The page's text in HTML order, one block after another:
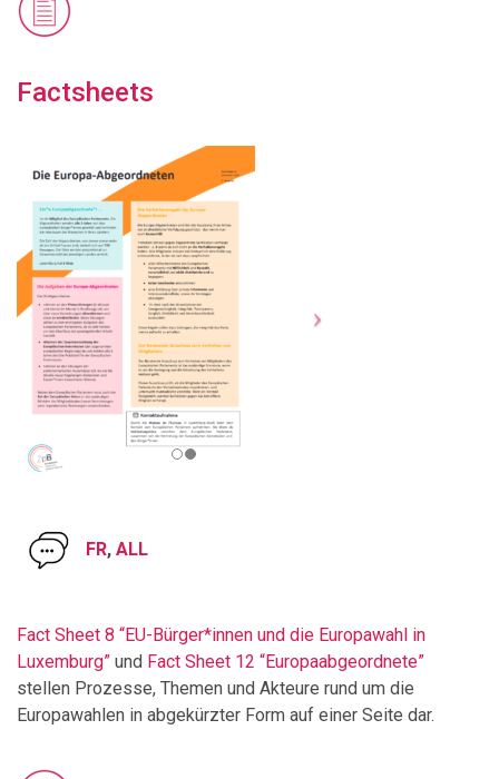
Factsheets
FR, ALL
Fact Sheet 8 “EU-Bürger*innen und die Europawahl in
Luxemburg” und Fact Sheet 12 “Europaabgeordnete”
stellen Prozesse, Themen und Akteure rund um die
Europawahlen in abgekürzter Form auf einer Seite dar.